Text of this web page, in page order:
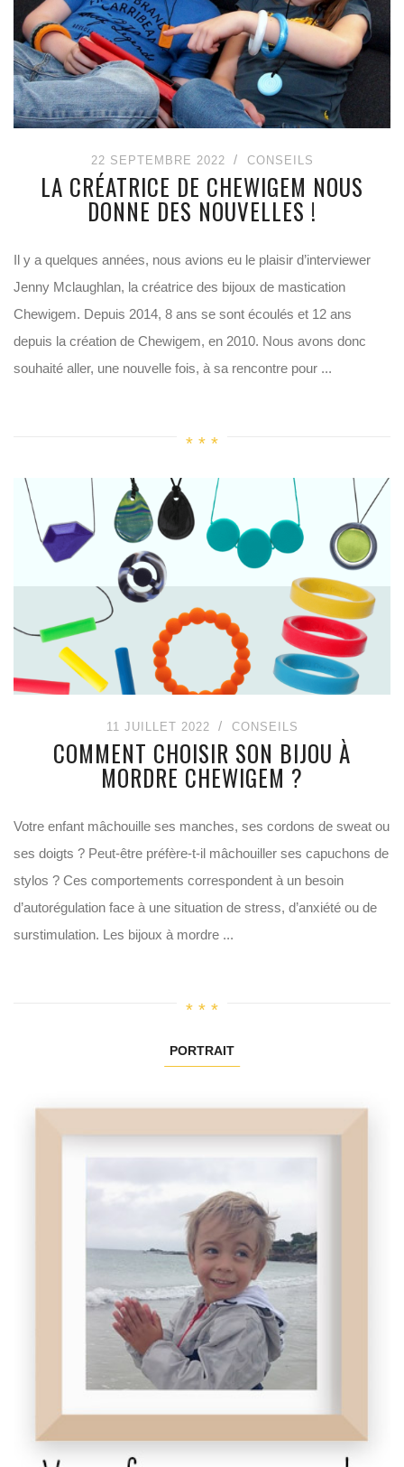
22 SEPTEMBRE 2022 CONSEILS
LA CRÉATRICE DE CHEWIGEM NOUS
DONNE DES NOUVELLES !
Il y a quelques années, nous avions eu le plaisir d’interviewer
Jenny Mclaughlan, la créatrice des bijoux de mastication
Chewigem. Depuis 2014, 8 ans se sont écoulés et 12 ans
depuis la création de Chewigem, en 2010. Nous avons donc
souhaité aller, une nouvelle fois, à sa rencontre pour ...
11 JUILLET 2022 CONSEILS
COMMENT CHOISIR SON BIJOU À
MORDRE CHEWIGEM ?
Votre enfant mâchouille ses manches, ses cordons de sweat ou
ses doigts ? Peut-être préfère-t-il mâchouiller ses capuchons de
stylos ? Ces comportements correspondent à un besoin
d’autorégulation face à une situation de stress, d’anxiété ou de
surstimulation. Les bijoux à mordre ...
PORTRAIT